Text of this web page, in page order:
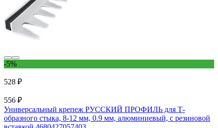
-5%
528 ₽
556 ₽
Универсальный крепеж РУССКИЙ ПРОФИЛЬ для Т-
образного стыка, 8-12 мм, 0.9 мм, алюминиевый, с резиновой